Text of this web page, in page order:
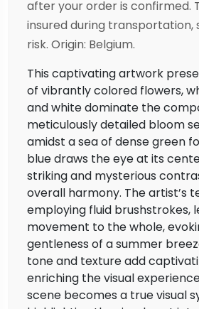
after your order is confirmed.
insured during transportation,
risk. Origin: Belgium.
This captivating artwork
of vibrantly colored flowers,
and white dominate the
meticulously detailed bloom
amidst a sea of dense green
blue draws the eye at its
striking and mysterious
overall harmony. The artist’s
employing fluid brushstrokes,
movement to the whole,
gentleness of a summer
tone and texture add
enriching the visual
scene becomes a true visual